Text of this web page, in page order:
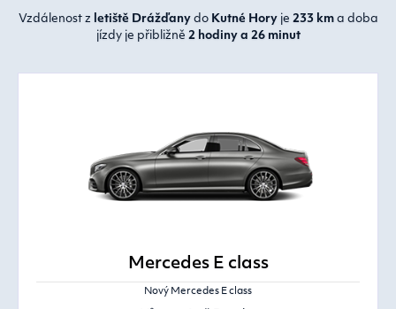
Vzdálenost z letiště Drážďanydo Kutné Horyje 233 kma doba
jízdy je přibližně 2 hodiny a 26 minut
Mercedes E class
Nový Mercedes E class